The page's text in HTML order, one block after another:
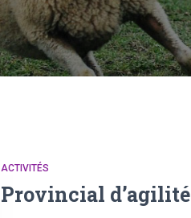
ACTIVITÉS
Provincial d’agilité